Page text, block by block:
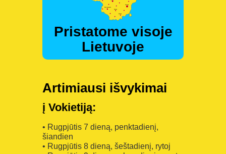
Pristatome visoje
Lietuvoje
Artimiausi išvykimai
į Vokietiją:
• Rugpjūtis 7 dieną, penktadienį,
šiandien
• Rugpjūtis 8 dieną, šeštadienį, rytoj